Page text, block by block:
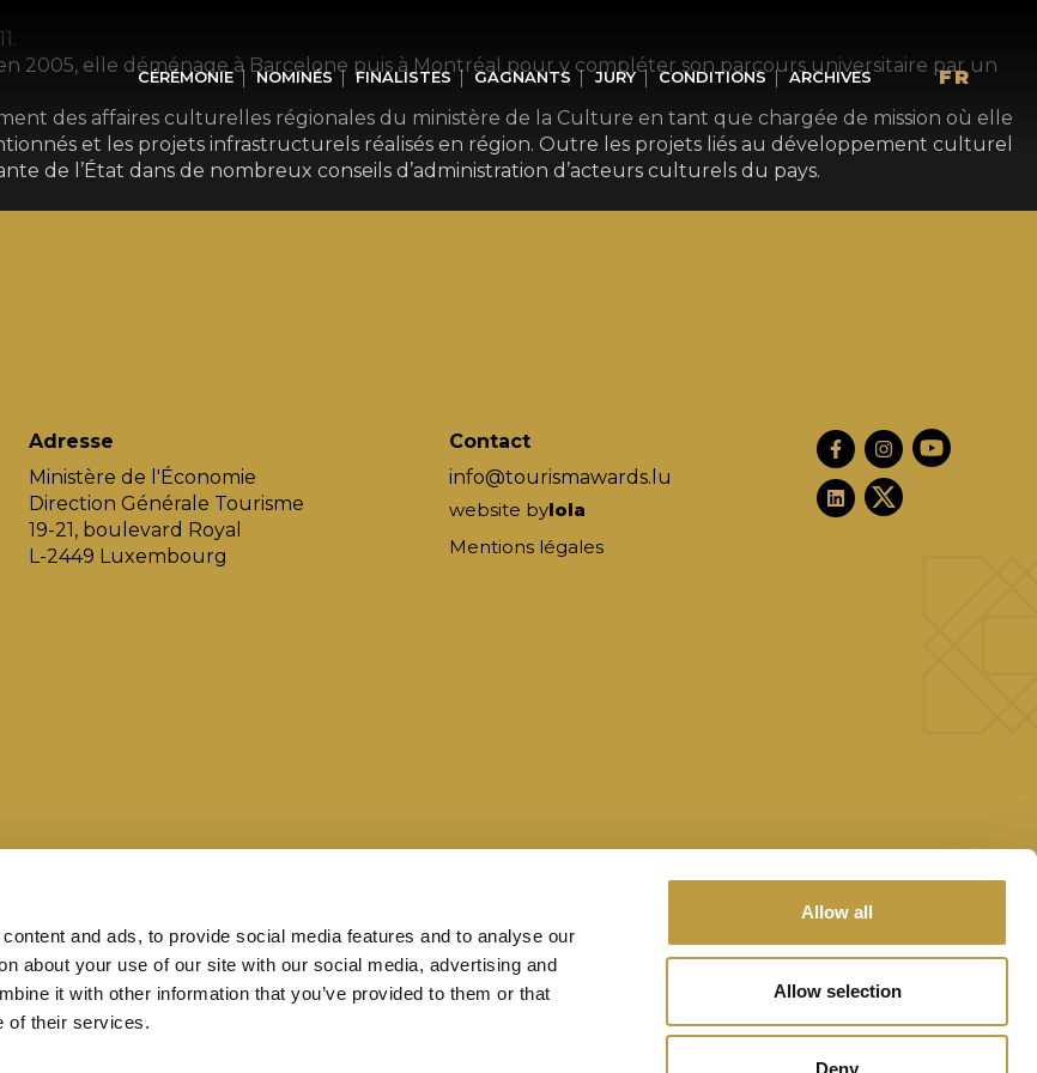
and ads, to provide social media features and to analyse our
about your use of our site with our social media, advertising and
it with other information that you’ve provided to them or that
of their services.
Allow all
Allow selection
Deny
CÉRÉMONIE NOMINÉS FINALISTES GAGNANTS JURY CONDITIONS ARCHIVES FR
2005, elle déménage à Barcelone puis à Montréal pour y compléter son parcours universitaire par un
des affaires culturelles régionales du ministère de la Culture en tant que chargée de mission où elle
et les projets infrastructurels réalisés en région. Outre les projets liés au développement culturel
de l’État dans de nombreux conseils d’administration d’acteurs culturels du pays.
Adresse
Ministère de l'Économie
Direction Générale Tourisme
19-21, boulevard Royal
L-2449 Luxembourg
Contact
info@tourismawards.lu
website bylola
Mentions légales